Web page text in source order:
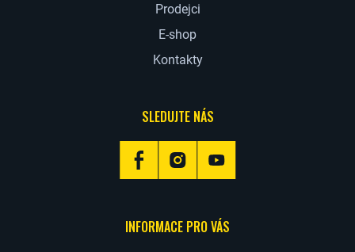
Prodejci
E-shop
Kontakty
SLEDUJTE NÁS
INFORMACE PRO VÁS